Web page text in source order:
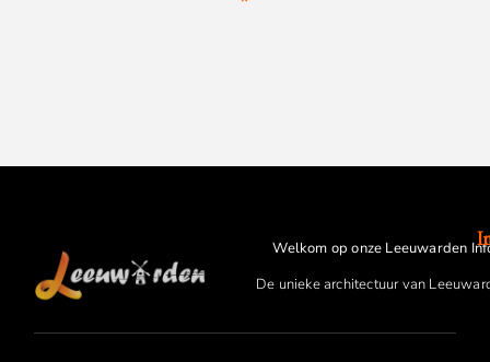
Welkom op onze Leeuwarden
De unieke architectuur van